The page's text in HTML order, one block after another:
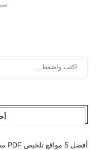
أفضل 5 مواقع تلخيص PDF مجانية بالذكاء الاصطناعي 2026